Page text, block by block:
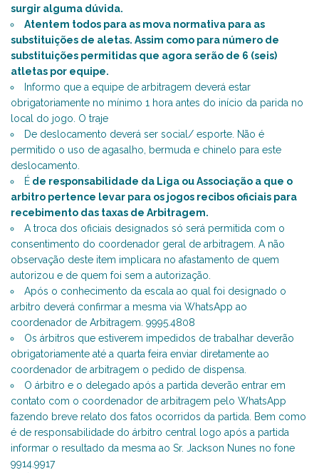
surgir alguma dúvida.
Atentem todos para as mova normativa para as
substituições de aletas. Assim como para número de
substituições permitidas que agora serão de 6 (seis)
atletas por equipe.
Informo que a equipe de arbitragem deverá estar
obrigatoriamente no mínimo 1 hora antes do início da parida no
local do jogo. O traje
De deslocamento deverá ser social/ esporte. Não é
permitido o uso de agasalho, bermuda e chinelo para este
deslocamento.
É de responsabilidade da Liga ou Associação a que o
arbitro pertence levar para os jogos recibos oficiais para
recebimento das taxas de Arbitragem.
A troca dos oficiais designados só será permitida com o
consentimento do coordenador geral de arbitragem. A não
observação deste item implicara no afastamento de quem
autorizou e de quem foi sem a autorização.
Após o conhecimento da escala ao qual foi designado o
arbitro deverá confirmar a mesma via WhatsApp ao
coordenador de Arbitragem. 9995.4808
Os árbitros que estiverem impedidos de trabalhar deverão
obrigatoriamente até a quarta feira enviar diretamente ao
coordenador de arbitragem o pedido de dispensa.
O árbitro e o delegado após a partida deverão entrar em
contato com o coordenador de arbitragem pelo WhatsApp
fazendo breve relato dos fatos ocorridos da partida. Bem como
é de responsabilidade do árbitro central logo após a partida
informar o resultado da mesma ao Sr. Jackson Nunes no fone
9914.9917